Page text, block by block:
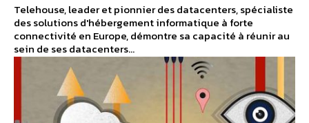
Telehouse, leader et pionnier des datacenters, spécialiste
des solutions d'hébergement informatique à forte
connectivité en Europe, démontre sa capacité à réunir au
sein de ses datacenters...